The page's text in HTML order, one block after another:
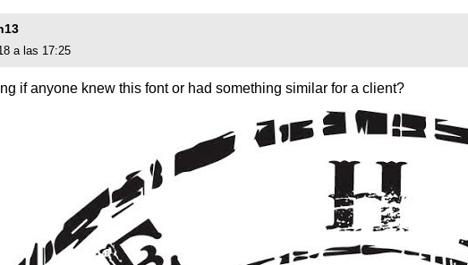
a las 17:25
if anyone knew this font or had something similar for a client?